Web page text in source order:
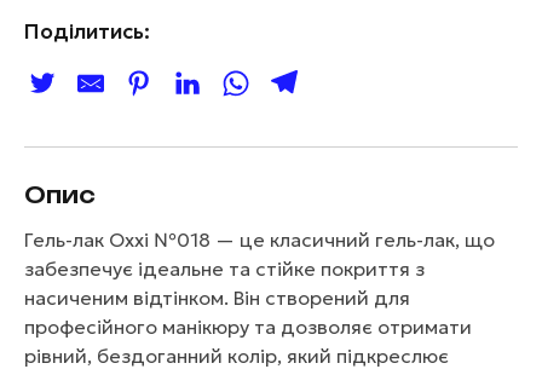
Поділитись:
Опис
Гель-лак Oxxi №018 — це класичний гель-лак, що
забезпечує ідеальне та стійке покриття з
насиченим відтінком. Він створений для
професійного манікюру та дозволяє отримати
рівний, бездоганний колір, який підкреслює